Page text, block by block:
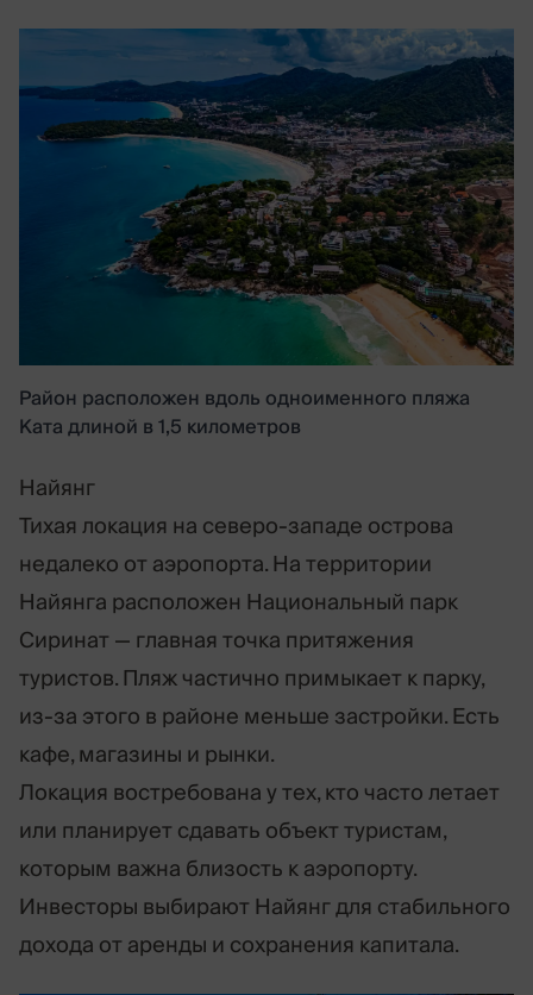
Район расположен вдоль одноименного пляжа
Ката длиной в 1,5 километров
Найянг
Тихая локация на северо-западе острова
недалеко от аэропорта. На территории
Найянга расположен Национальный парк
Сиринат — главная точка притяжения
туристов. Пляж частично примыкает к парку,
из-за этого в районе меньше застройки. Есть
кафе, магазины и рынки.
Локация востребована у тех, кто часто летает
или планирует сдавать объект туристам,
которым важна близость к аэропорту.
Инвесторы выбирают Найянг для стабильного
дохода от аренды и сохранения капитала.